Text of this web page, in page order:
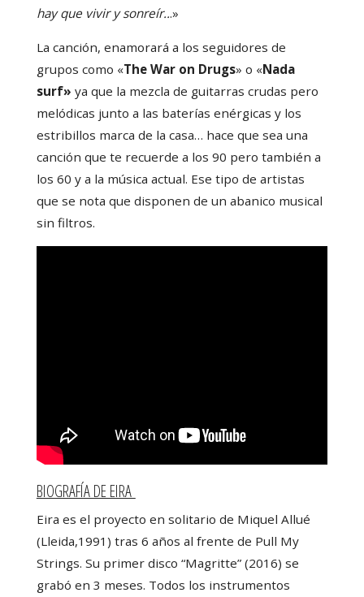
hay que vivir y sonreír...»
La canción, enamorará a los seguidores de
grupos como «The War on Drugs» o «Nada
surf» ya que la mezcla de guitarras crudas pero
melódicas junto a las baterías enérgicas y los
estribillos marca de la casa… hace que sea una
canción que te recuerde a los 90 pero también a
los 60 y a la música actual. Ese tipo de artistas
que se nota que disponen de un abanico musical
sin filtros.
BIOGRAFÍA DE EIRA
Eira es el proyecto en solitario de Miquel Allué
(Lleida,1991) tras 6 años al frente de Pull My
Strings. Su primer disco “Magritte” (2016) se
grabó en 3 meses. Todos los instrumentos